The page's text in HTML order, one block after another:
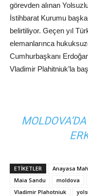
görevden alınan
İstihbarat Kurumu
belirtiliyor. Geçen yıl
elemanlarınca
Cumhurbaşkanı
Vladimir Plahitniuk’la
ETIKETLER Anayasa
Maia Sandu
moldova
Vladimir Plahotniuk